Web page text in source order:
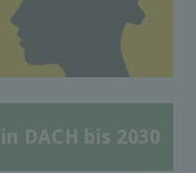
DACH bis 2030